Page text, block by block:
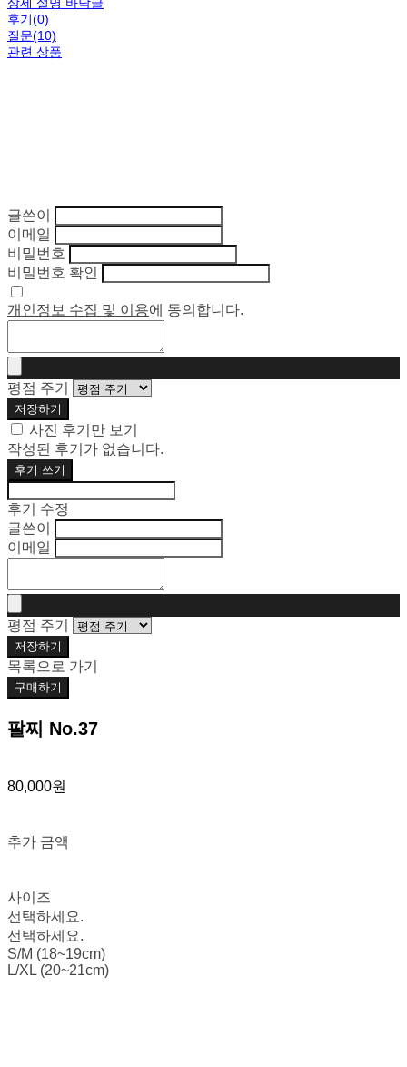
후기(0)
질문(10)
관련 상품
글쓴이
이메일
비밀번호
비밀번호 확인
개인정보 수집 및 이용에 동의합니다.
평점 주기
저장하기
사진 후기만 보기
작성된 후기가 없습니다.
후기 쓰기
후기 수정
글쓴이
이메일
평점 주기
저장하기
목록으로 가기
구매하기
팔찌 No.37
80,000원
추가 금액
사이즈
선택하세요.
선택하세요.
S/M (18~19cm)
L/XL (20~21cm)